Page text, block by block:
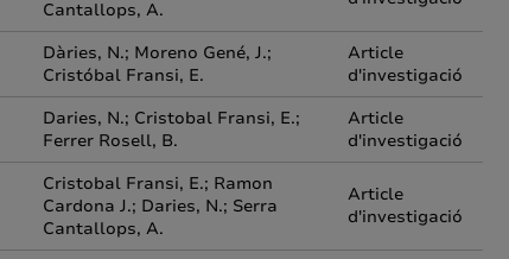
Cantallops, A.
Dàries, N.; Moreno Gené, J.;
Cristóbal Fransi, E.
Article
d'investigació
Daries, N.; Cristobal Fransi, E.;
Ferrer Rosell, B.
Article
d'investigació
Cristobal Fransi, E.; Ramon
Cardona J.; Daries, N.; Serra
Cantallops, A.
Article
d'investigació